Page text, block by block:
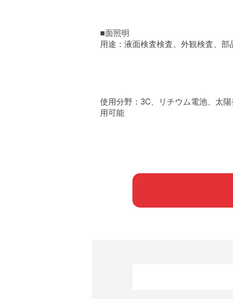
■面照明
用途：液面検査検査、外観検査、
使用分野：3C、リチウム電池、太
用可能